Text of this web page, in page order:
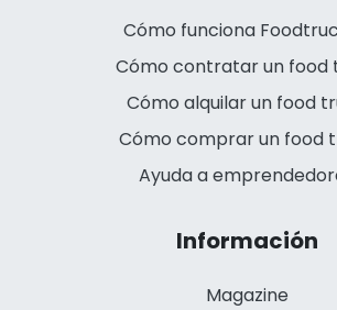
Cómo funciona
Cómo contratar un food
Cómo alquilar un food
Cómo comprar un food
Ayuda a
Información
Magazine